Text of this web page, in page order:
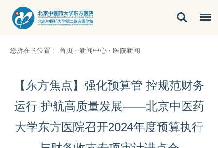
您所在的位置： 首页 · 新闻中心 · 医院新闻
【东方焦点】强化预算管 控规范财务
运行 护航高质量发展——北京中医药
大学东方医院召开2024年度预算执行